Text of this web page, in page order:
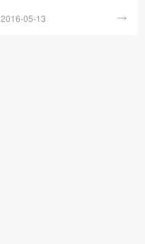
生产设备和生产工艺，产品质
2016-05-13 